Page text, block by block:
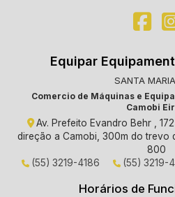
Equipar
SANTA
Comercio de Máquinas e
Camobi
Av. Prefeito Evandro Behr ,
direção a Camobi, 300m do trevo
800
(55) 3219-4186
(55) 3219-
Horários de